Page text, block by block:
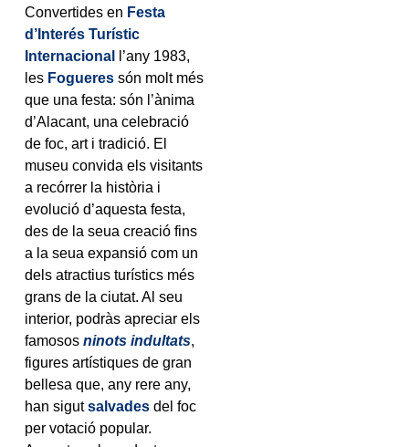
Convertides en Festa
d’Interés Turístic
Internacional
l’any 1983,
les Fogueressón molt més
que una festa: són l’ànima
d’Alacant, una celebració
de foc, art i tradició. El
museu convida els visitants
a recórrer la història i
evolució d’aquesta festa,
des de la seua creació fins
a la seua expansió com un
dels atractius turístics més
grans de la ciutat. Al seu
interior, podràs apreciar els
famososninots indultats,
figures artístiques de gran
bellesa que, any rere any,
han sigutsalvadesdel foc
per votació popular.